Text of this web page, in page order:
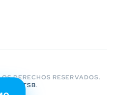
DERECHOS RESERVADOS.
TSB.